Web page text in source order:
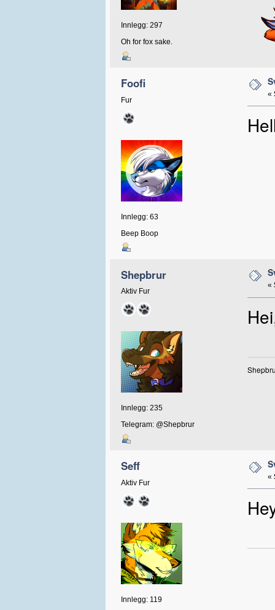
Innlegg: 297
Oh for fox sake.
Foofi
Fur
Innlegg: 63
Beep Boop
«
Shepbrur
Aktiv Fur
Innlegg: 235
Telegram: @Shepbrur
«
Seff
Aktiv Fur
Innlegg: 119
«